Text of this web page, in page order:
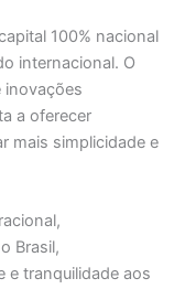
100% nacional
internacional. O
a oferecer
mais simplicidade e
Brasil,
e tranquilidade aos